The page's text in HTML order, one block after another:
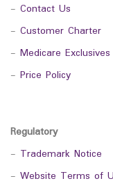
- Contact Us
- Customer Charter
- Medicare Exclusives
- Price Policy
Regulatory
- Trademark Notice
- Website Terms of